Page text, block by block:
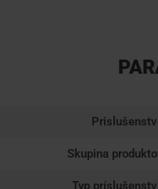
Skupina
Typ